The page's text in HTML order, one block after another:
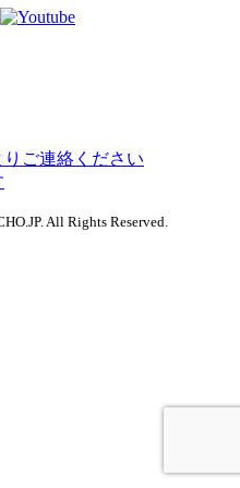
ご連絡ください
All Rights Reserved.